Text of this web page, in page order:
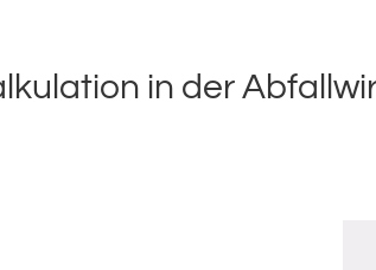
in der